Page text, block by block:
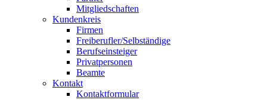
Mitgliedschaften
Kundenkreis
Firmen
Freiberufler/Selbständige
Berufseinsteiger
Privatpersonen
Beamte
Kontakt
Kontaktformular